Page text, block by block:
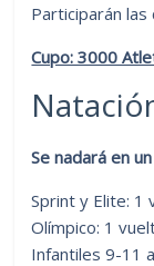
Participarán
Cupo: 3000
Se nadará en
Sprint y Elite: 1
Olímpico: 1
Infantiles 9-11